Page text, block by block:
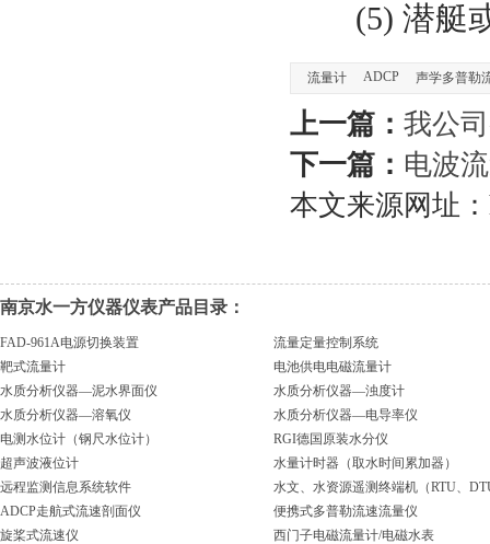
(5) 潜艇
流量计 ADCP 声学多普勒
上一篇： 我公
下一篇： 电波
本文来源网址：
南京水一方仪器仪表产品目录：
FAD-961A电源切换装置
流量定量控制系统
靶式流量计
电池供电电磁流量计
水质分析仪器—泥水界面仪
水质分析仪器—浊度计
水质分析仪器—溶氧仪
水质分析仪器—电导率仪
电测水位计（钢尺水位计）
RGI德国原装水分仪
超声波液位计
水量计时器（取水时间累加器）
远程监测信息系统软件
水文、水资源遥测终端机（RTU、
ADCP走航式流速剖面仪
便携式多普勒流速流量仪
旋桨式流速仪
西门子电磁流量计/电磁水表